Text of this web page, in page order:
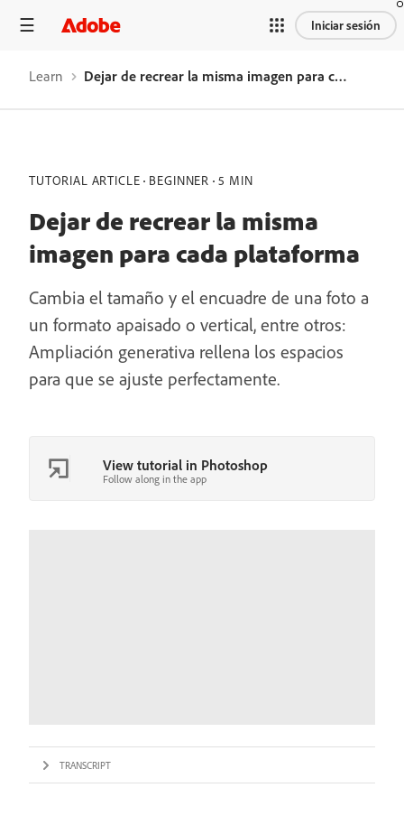
Iniciar sesión
Learn Dejar de recrear la misma imagen para cada plataforma
TUTORIAL ARTICLE BEGINNER 5 MIN
Dejar de recrear la misma
imagen para cada plataforma
Cambia el tamaño y el encuadre de una foto a
un formato apaisado o vertical, entre otros:
Ampliación generativa rellena los espacios
para que se ajuste perfectamente.
View tutorial in Photoshop
Follow along in the app
TRANSCRIPT